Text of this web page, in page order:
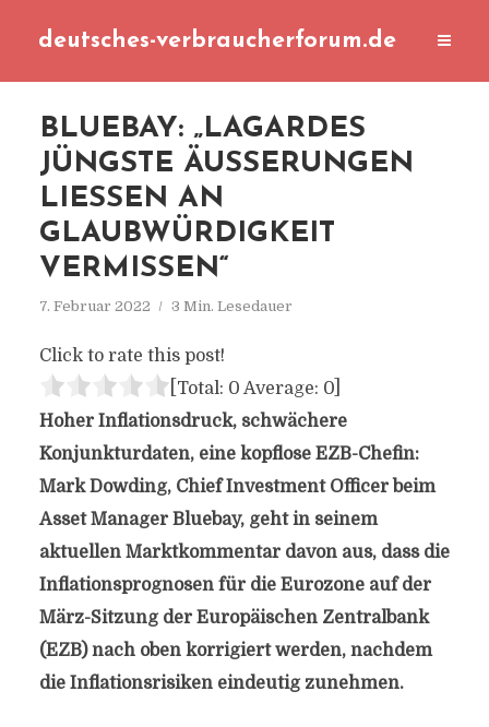
deutsches-verbraucherforum.de
BLUEBAY: „LAGARDES
JÜNGSTE ÄUSSERUNGEN L
IESSEN AN GL
AUBWÜRDIGKEIT VE
RMISSEN“
7. Februar 2022 3 Min. Lesedauer
Click to rate this post!
[Total: 0 Average: 0]
Hoher Inflationsdruck, schwächere
Konjunkturdaten, eine kopflose EZB-Chefin:
Mark Dowding, Chief Investment Officer beim
Asset Manager Bluebay, geht in seinem
aktuellen Marktkommentar davon aus, dass die
Inflationsprognosen für die Eurozone auf der
März-Sitzung der Europäischen Zentralbank
(EZB) nach oben korrigiert werden, nachdem
die Inflationsrisiken eindeutig zunehmen.